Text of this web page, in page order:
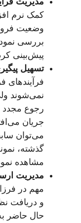
وضعیت
بررسی
پیش‌بینی
تسهیل
نمی‌شوند
رجوع مجدد
می‌توان
گذشته،
مشاهده
مدیریت
مهم در
و دریافت